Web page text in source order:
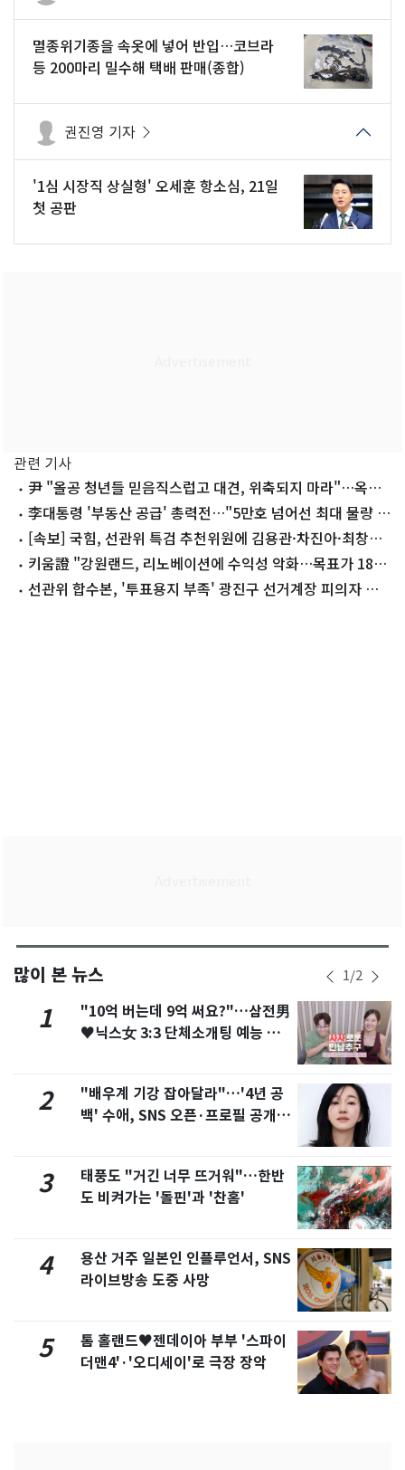
멸종위기종을 속옷에 넣어 반입…코브라
등 200마리 밀수해 택배 판매(종합)
권진영 기자
'1심 시장직 상실형' 오세훈 항소심, 21일
첫 공판
관련 기사
尹 "올공 청년들 믿음직스럽고 대견, 위축되지 마라"…옥중
메시지
李대통령 '부동산 공급' 총력전…"5만호 넘어선 최대 물량 뽑
을 것"
[속보] 국힘, 선관위 특검 추천위원에 김용관·차진아·최창호
추천키움證 "강원랜드, 리노베이션에 수익성 악화…목표가 18%
↓"선관위 합수본, '투표용지 부족' 광진구 선거계장 피의자 소
많이 본 뉴스 1/2
1
"10억 버는데 9억 써요?"…삼전男
♥닉스女 3:3 단체소개팅 예능 화
2
"배우계 기강 잡아달라"…'4년 공
백' 수애, SNS 오픈·프로필 공개
3
태풍도 "거긴 너무 뜨거워"…한반
도 비켜가는 '돌핀'과 '찬홈'
4
용산 거주 일본인 인플루언서, SNS
라이브방송 도중 사망
5
톰 홀랜드♥젠데이아 부부 '스파이
더맨4'·'오디세이'로 극장 장악